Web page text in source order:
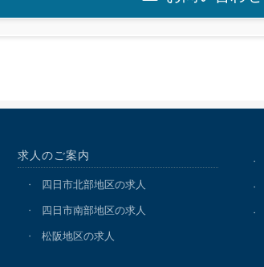
求人のご案内
四日市北部地区の求人
四日市南部地区の求人
松阪地区の求人